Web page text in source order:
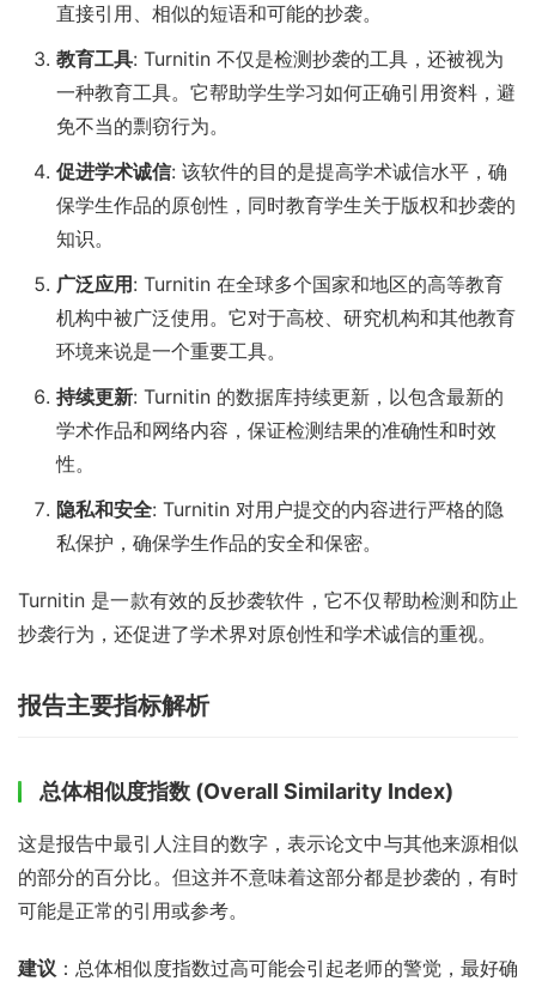
直接引用、相似的短语和可能的抄袭。
教育工具: Turnitin 不仅是检测抄袭的工具，还被视为
一种教育工具。它帮助学生学习如何正确引用资料，避
免不当的剽窃行为。
促进学术诚信: 该软件的目的是提高学术诚信水平，确
保学生作品的原创性，同时教育学生关于版权和抄袭的
知识。
广泛应用 : Turnitin 在全球多个国家和地区的高等教育
机构中被广泛使用。它对于高校、研究机构和其他教育
环境来说是一个重要工具。
持续更新: Turnitin 的数据库持续更新，以包含最新的
学术作品和网络内容，保证检测结果的准确性和时效
性。
隐私和安全: Turnitin 对用户提交的内容进行严格的隐
私保护，确保学生作品的安全和保密。
Turnitin 是一款有效的反抄袭软件，它不仅帮助检测和防止
抄袭行为，还促进了学术界对原创性和学术诚信的重视。
报告主要指标解析
总体相似度指数 (Overall Similarity Index)
这是报告中最引人注目的数字，表示论文中与其他来源相似
的部分的百分比。但这并不意味着这部分都是抄袭的，有时
可能是正常的引用或参考。
建议 ：总体相似度指数过高可能会引起老师的警觉，最好确